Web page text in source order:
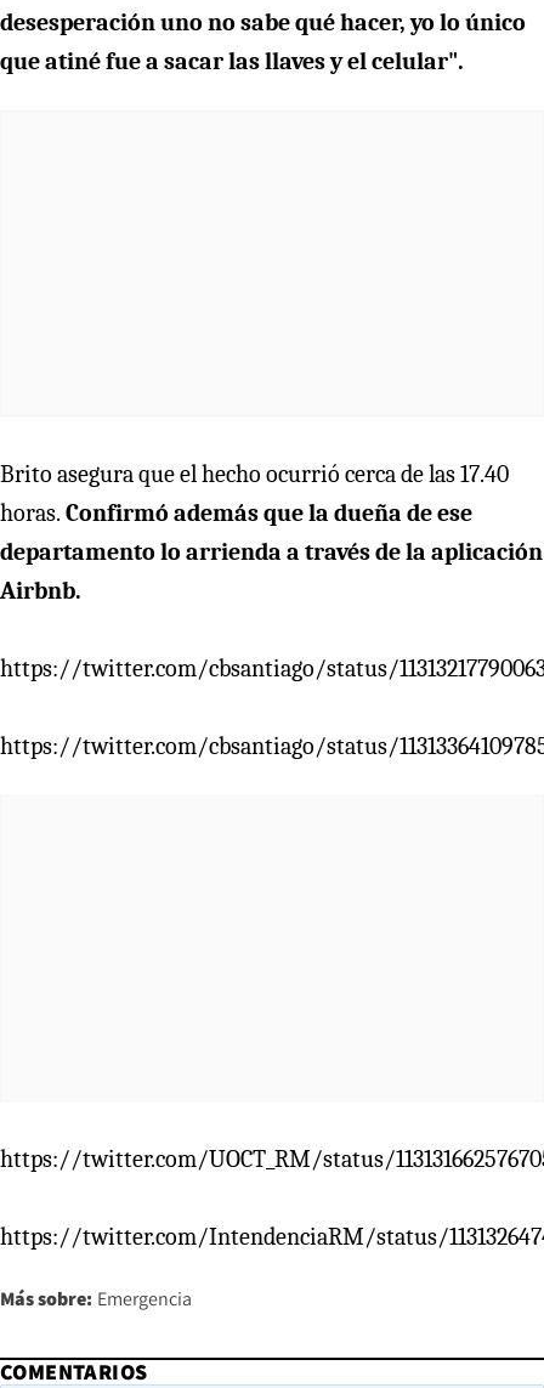
desesperación uno no sabe qué hacer, yo lo único
que atiné fue a sacar las llaves y el celular".
Brito asegura que el hecho ocurrió cerca de las 17.40
horas. Confirmó además que la dueña de ese
departamento lo arrienda a través de la aplicación
Airbnb.
https://twitter.com/cbsantiago/status/
https://twitter.com/cbsantiago/status/
https://twitter.com/UOCT_RM/status/
https://twitter.com/IntendenciaRM/status/
Más sobre: Emergencia
COMENTARIOS